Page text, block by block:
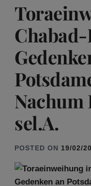
Nachum
sel.A.
POSTED ON 19/02/